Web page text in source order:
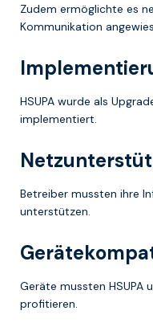
Zudem ermöglichte es
Kommunikation
HSUPA wurde als
implementiert.
Betreiber mussten ihre
unterstützen.
Geräte mussten HSUPA
profitieren.